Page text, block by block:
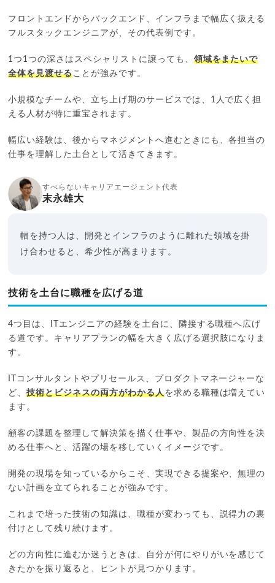
フロントエンドからバックエンド、インフラまで幅広く扱える
フルスタックエンジニアが、その代表例です。
1つ1つの深さはスペシャリストに譲っても、 領域をまたいで
全体を見渡せることが強みです。
小規模なチームや、立ち上げ期のサービスでは、1人で広く担
える人材が特に重宝されます。
幅広い経験は、後からマネジメントへ進むときにも、各担当の
仕事を理解した土台として活きてきます。
すべらないキャリアエージェント代表
末永雄大
幅を持つ人は、開発とインフラのように離れた領域を掛
け合わせると、希少性が高まります。
技術を土台に職種を広げる道
4つ目は、ITエンジニアの経験を土台に、隣接する職種へ広げ
る道です。キャリアプランの幅を大きく広げる選択肢になりま
す。
ITコンサルタントやプリセールス、プロダクトマネージャーな
ど、技術とビジネスの両方がわかる人を求める職種は増えてい
ます。
顧客の課題を整理して解決策を描く仕事や、製品の方向性を決
める仕事へと、活躍の場を移していくイメージです。
開発の現場を知っているからこそ、実現できる提案や、無理の
ない計画を立てられることが強みです。
これまで培った技術の知識は、職種が変わっても、説得力の裏
付けとして残り続けます。
どの方向性に進むか迷うときは、自分が何にやりがいを感じて
きたかを振り返ると、ヒントが見つかります。